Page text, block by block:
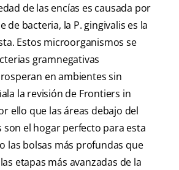
de las encías es causada por
de bacteria, la P. gingivalis es la
Estos microorganismos se
gramnegativas
en ambientes sin
la revisión de Frontiers in
ello que las áreas debajo del
son el hogar perfecto para esta
las bolsas más profundas que
etapas más avanzadas de la